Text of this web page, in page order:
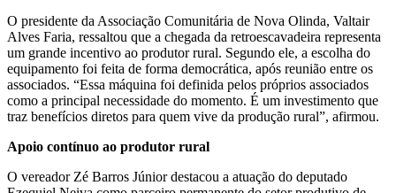
O presidente da Associação Comunitária de Nova Olinda, Valtair
Alves Faria, ressaltou que a chegada da retroescavadeira representa
um grande incentivo ao produtor rural. Segundo ele, a escolha do
equipamento foi feita de forma democrática, após reunião entre os
associados. “Essa máquina foi definida pelos próprios associados
como a principal necessidade do momento. É um investimento que
traz benefícios diretos para quem vive da produção rural”, afirmou.
Apoio contínuo ao produtor rural
O vereador Zé Barros Júnior destacou a atuação do deputado